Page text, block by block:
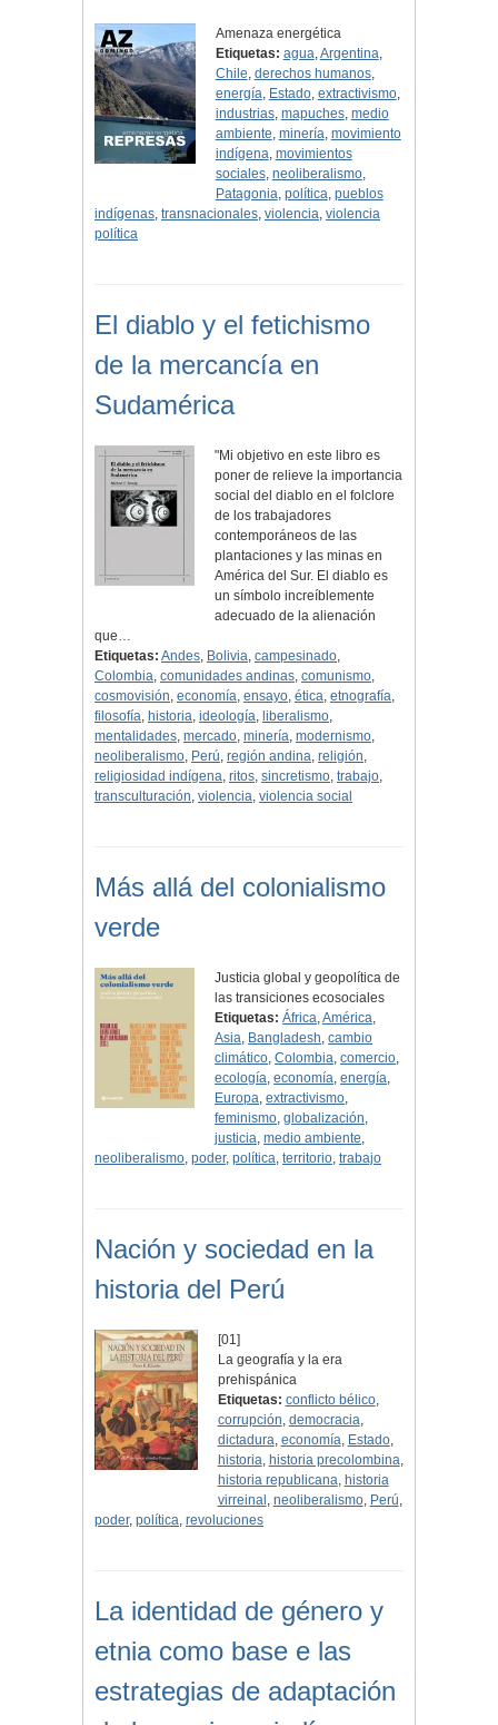
Amenaza energética
Etiquetas: agua,Argentina,
Chile, derechos humanos,
energía, Estado, extractivismo,
industrias, mapuches, medio
ambiente, minería, movimiento
indígena, movimientos
sociales, neoliberalismo,
Patagonia, política, pueblos
indígenas, transnacionales, violencia, violencia
política
El diablo y el fetichismo
de la mercancía en
Sudamérica
"Mi objetivo en este libro es
poner de relieve la importancia
social del diablo en el folclore
de los trabajadores
contemporáneos de las
plantaciones y las minas en
América del Sur. El diablo es
un símbolo increíblemente
adecuado de la alienación
que…
Etiquetas: Andes, Bolivia, campesinado,
Colombia, comunidades andinas, comunismo,
cosmovisión, economía, ensayo, ética, etnografía,
filosofía, historia, ideología, liberalismo,
mentalidades, mercado, minería, modernismo,
neoliberalismo, Perú, región andina, religión,
religiosidad indígena, ritos, sincretismo, trabajo,
transculturación, violencia, violencia social
Más allá del colonialismo
verde
Justicia global y geopolítica de
las transiciones ecosociales
Etiquetas: África,América,
Asia, Bangladesh,cambio
climático,Colombia,comercio,
ecología,economía,energía,
Europa,extractivismo,
feminismo,globalización,
justicia,medio ambiente,
neoliberalismo, poder, política, territorio, trabajo
Nación y sociedad en la
historia del Perú
[01]
La geografía y la era
prehispánica
Etiquetas: conflicto bélico,
corrupción, democracia,
dictadura, economía, Estado,
historia, historia precolombina,
historia republicana, historia
virreinal , neoliberalismo, Perú,
poder, política, revoluciones
La identidad de género y
etnia como base e las
estrategias de adaptación